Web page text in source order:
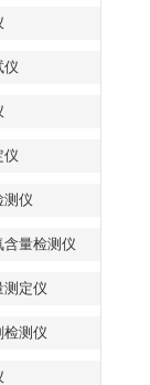
仪
仪
测仪
量检测仪
测定仪
检测仪